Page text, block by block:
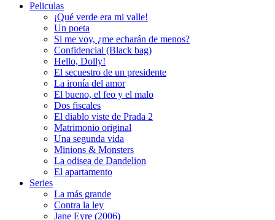
Peliculas
¡Qué verde era mi valle!
Un poeta
Si me voy, ¿me echarán de menos?
Confidencial (Black bag)
Hello, Dolly!
El secuestro de un presidente
La ironía del amor
El bueno, el feo y el malo
Dos fiscales
El diablo viste de Prada 2
Matrimonio original
Una segunda vida
Minions & Monsters
La odisea de Dandelion
El apartamento
Series
La más grande
Contra la ley
Jane Eyre (2006)